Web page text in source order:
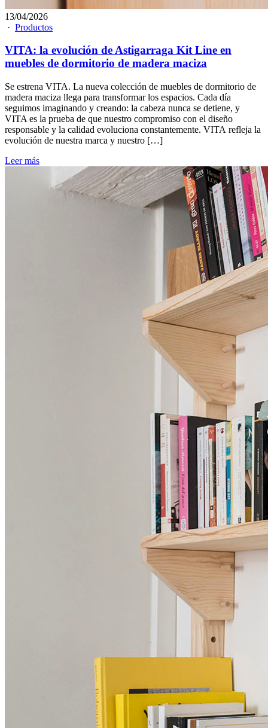
13/04/2026
· Productos
VITA: la evolución de Astigarraga Kit Line en
muebles de dormitorio de madera maciza
Se estrena VITA. La nueva colección de muebles de dormitorio de
madera maciza llega para transformar los espacios. Cada día
seguimos imaginando y creando: la cabeza nunca se detiene, y
VITA es la prueba de que nuestro compromiso con el diseño
responsable y la calidad evoluciona constantemente. VITA refleja la
evolución de nuestra marca y nuestro […]
Leer más